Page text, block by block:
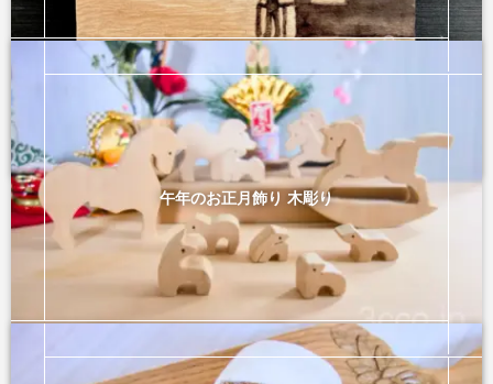
レリーフ
2026年2月25日
午年のお正月飾り 木彫り